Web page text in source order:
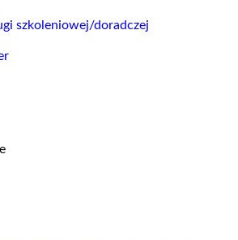
szkoleniowej/doradczej